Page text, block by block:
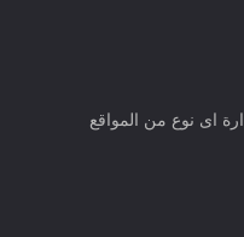
اى نوع من المواقع